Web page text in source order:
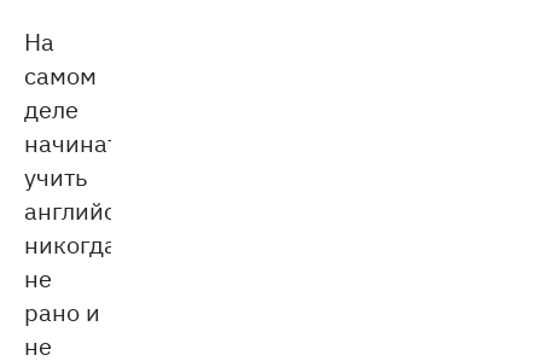
На
самом
деле
начинать
учить
английский
никогда
не
рано и
не